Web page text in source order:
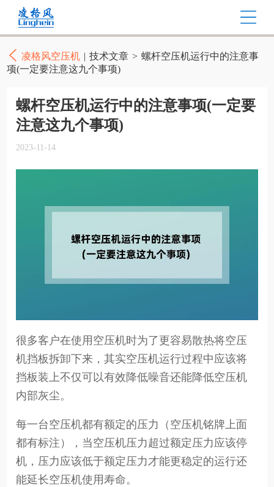
凌格风空压机 | 技术文章 > 螺杆空压机运行中的注意事
项(一定要注意这九个事项)
螺杆空压机运行中的注意事项(一定要
注意这九个事项)
2023-11-14
很多客户在使用空压机时为了更容易散热将空压
机挡板拆卸下来，其实空压机运行过程中应该将
挡板装上不仅可以有效降低噪音还能降低空压机
内部灰尘。
每一台空压机都有额定的压力（空压机铭牌上面
都有标注），当空压机压力超过额定压力应该停
机，压力应该低于额定压力才能更稳定的运行还
能延长空压机使用寿命。